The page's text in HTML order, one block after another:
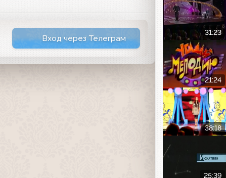
Вход через Телеграм
31:23
21:24
38:18
25:39